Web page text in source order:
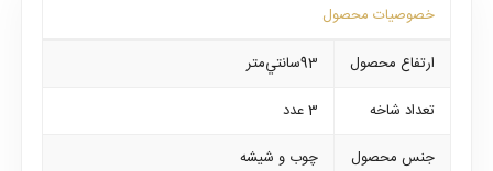
خصوصیات محصول
ارتفاع محصول
93سانتي‌متر
تعداد شاخه
3 عدد
جنس محصول
چوب و شیشه